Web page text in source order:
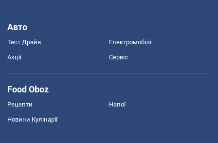
Авто
Тест Драйв Електромобілі
Акції Сервіс
Food Oboz
Рецепти Напої
Новини Кулінарії